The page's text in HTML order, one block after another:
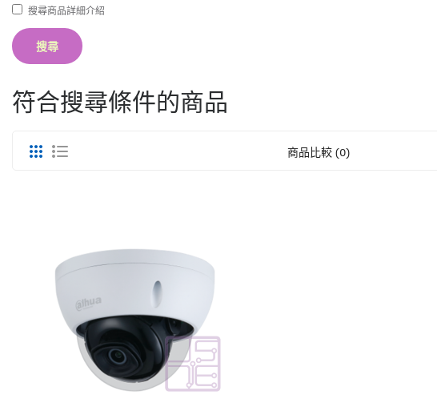
搜尋商品詳細介紹
符合搜尋條件的商品
商品比較 (0)